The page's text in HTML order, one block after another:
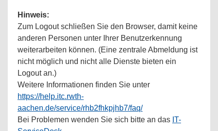
Hinweis:
Zum Logout schließen Sie den Browser, damit keine
anderen Personen unter Ihrer Benutzerkennung
weiterarbeiten können. (Eine zentrale Abmeldung ist
nicht möglich und nicht alle Dienste bieten ein
Logout an.)
Weitere Informationen finden Sie unter
https://help.itc.rwth-
aachen.de/service/rhb2fhkpjhb7/faq/
Bei Problemen wenden Sie sich bitte an das IT-